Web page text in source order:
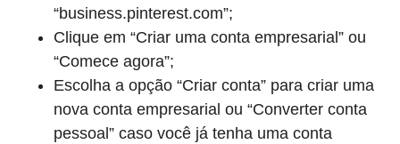
“business.pinterest.com”;
Clique em “Criar uma conta empresarial” ou
“Comece agora”;
Escolha a opção “Criar conta” para criar uma
nova conta empresarial ou “Converter conta
pessoal” caso você já tenha uma conta